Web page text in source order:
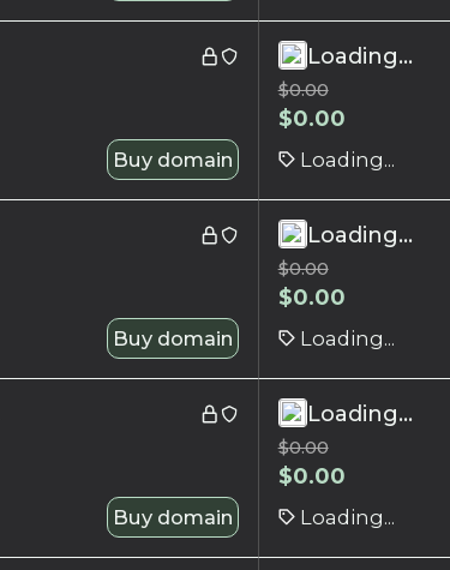
Buy domain
Loading...
$0.00
$0.00
Loading...
Buy domain
Loading...
$0.00
$0.00
Loading...
Buy domain
Loading...
$0.00
$0.00
Loading...